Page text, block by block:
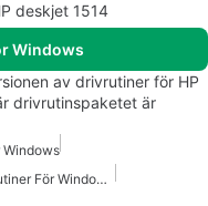
deskjet 1514
Windows
av drivrutiner för HP
drivrutinspaketet är
Hp-Skrivarens Drivrutiner För Windows 7